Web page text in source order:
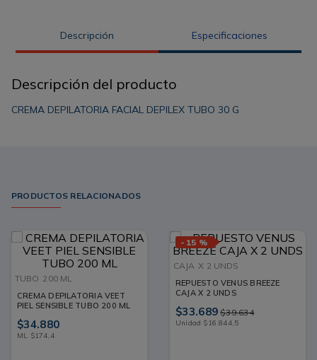
Descripción Especificaciones
Descripción del producto
CREMA DEPILATORIA FACIAL DEPILEX TUBO 30 G
PRODUCTOS RELACIONADOS
TUBO 200 ML
CREMA DEPILATORIA VEET
PIEL SENSIBLE TUBO 200 ML
$34.880
ML $174,4
- 15 %
CAJA X 2 UNDS
REPUESTO VENUS BREEZE
CAJA X 2 UNDS
$33.689 $39.634
Unidad $16.844,5